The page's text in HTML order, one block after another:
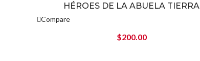
NuevoHÉROES DE LA ABUELA TIERRA
Compare
$200.00